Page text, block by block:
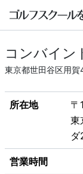
コンバイン
東京都世田谷区用
所在地
東
営業時間